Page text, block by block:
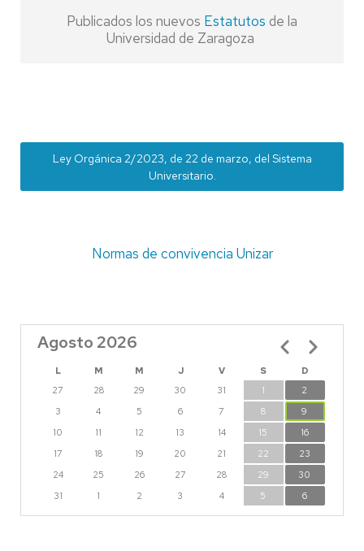
Publicados los nuevos Estatutos de la
Universidad de Zaragoza
Ley Orgánica 2/2023, de 22 de marzo, del Sistema
Universitario.
Normas de convivencia Unizar
Agosto 2026
L M M J V S
D
27
28 29 30 31 1
2
3
4 5 6 7 8
9
10
11 12 13 14 15
16
17
18 19 20 21 22
23
24
25 26 27 28 29
30
31
1 2 3 4 5 6
Paginación